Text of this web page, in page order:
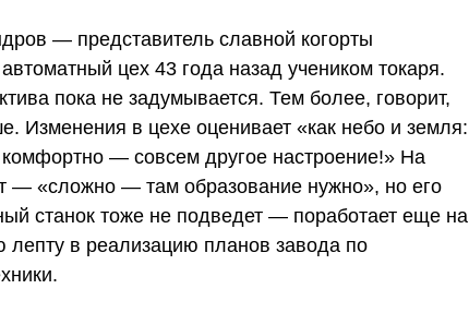
— представитель славной когорты
цех 43 года назад учеником токаря.
пока не задумывается. Тем более, говорит,
Изменения в цехе оценивает «как небо и земля:
— совсем другое настроение!» На
— «сложно — там образование нужно», но его
станок тоже не подведет — поработает еще на
лепту в реализацию планов завода по